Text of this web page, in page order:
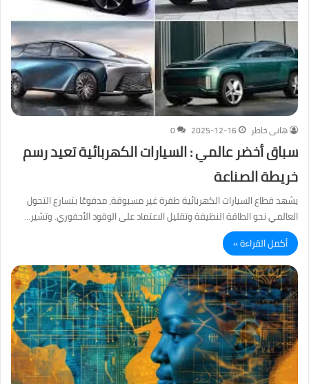
هانى خاطر 2025-12-16
0
سباق أخضر عالمي : السيارات الكهربائية تعيد رسم
خريطة الصناعة
يشهد قطاع السيارات الكهربائية طفرة غير مسبوقة، مدفوعًا بتسارع التحول
العالمي نحو الطاقة النظيفة وتقليل الاعتماد على الوقود الأحفوري. وتشير…
أكمل القراءة »